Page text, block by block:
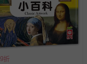
份退貨，而該訂單保
，活動贈品亦需一併退
適用七天鑑賞期/猶
折